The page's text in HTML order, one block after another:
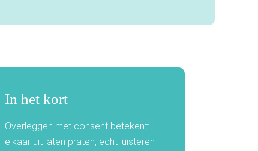
In het kort
Overleggen met consent betekent:
elkaar uit laten praten, echt luisteren